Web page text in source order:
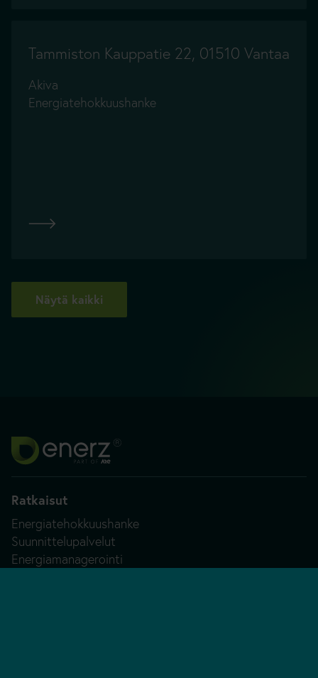
Tammiston Kauppatie 22, 01510 Vantaa
Akiva
Energiatehokkuushanke
Näytä kaikki
Ratkaisut
Energiatehokkuushanke
Suunnittelupalvelut
Energiamanagerointi